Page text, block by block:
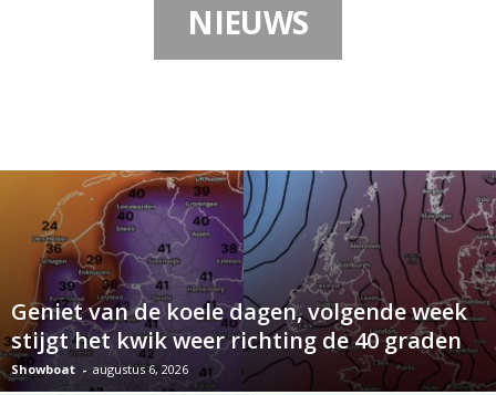
NIEUWS
Geniet van de koele dagen, volgende week
stijgt het kwik weer richting de 40 graden
Showboat - augustus 6, 2026